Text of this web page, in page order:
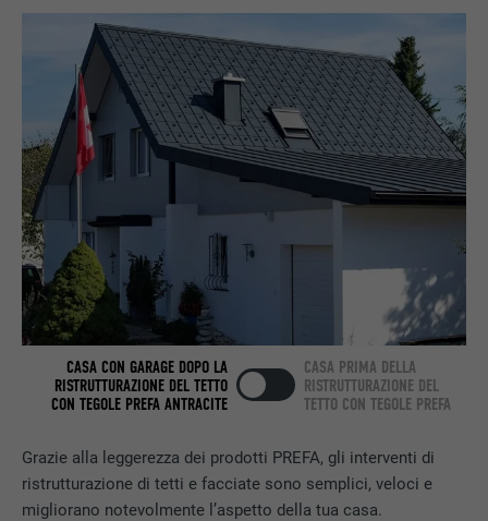
Grazie alla leggerezza dei prodotti PREFA, gli interventi di
ristrutturazione di tetti e facciate sono semplici, veloci e
migliorano notevolmente l’aspetto della tua casa.
CASA CON GARAGE DOPO LA
RISTRUTTURAZIONE DEL TETTO
CON TEGOLE PREFA ANTRACITE
CASA PRIMA DELLA
RISTRUTTURAZIONE DEL
TETTO CON TEGOLE PREFA
PROVIDER LinkedIn
DECORSO 2 anni
SCOPO
Utilizzato dal servizio di social network
LinkedIn per il tracking dell’utilizzo di
prestazioni di servizio integrate.
NOME bscookie
PROVIDER LinkedIn
DECORSO 2 anni
SCOPO
Utilizzato dal servizio di social network
LinkedIn per il tracking dell’utilizzo di
NOME UserMatchHistory